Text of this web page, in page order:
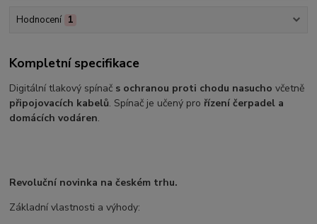
Hodnocení 1
Kompletní specifikace
Digitální tlakový spínač s ochranou proti chodu nasucho včetně
připojovacích kabelů. Spínač je učený pro řízení čerpadel a
domácích vodáren.
Revoluční novinka na českém trhu.
Základní vlastnosti a výhody: